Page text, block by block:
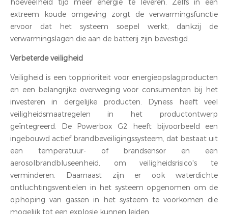
hoeveelheid tijd meer energie te leveren. Zelfs in een
extreem koude omgeving zorgt de verwarmingsfunctie
ervoor dat het systeem soepel werkt, dankzij de
verwarmingslagen die aan de batterij zijn bevestigd.
Verbeterde veiligheid
Veiligheid is een topprioriteit voor energieopslagproducten
en een belangrijke overweging voor consumenten bij het
investeren in dergelijke producten. Dyness heeft veel
veiligheidsmaatregelen in het productontwerp
geïntegreerd. De Powerbox G2 heeft bijvoorbeeld een
ingebouwd actief brandbeveiligingssysteem, dat bestaat uit
een temperatuur- of brandsensor en een
aerosolbrandbluseenheid, om veiligheidsrisico's te
verminderen. Daarnaast zijn er ook waterdichte
ontluchtingsventielen in het systeem opgenomen om de
ophoping van gassen in het systeem te voorkomen die
mogelijk tot een explosie kunnen leiden.